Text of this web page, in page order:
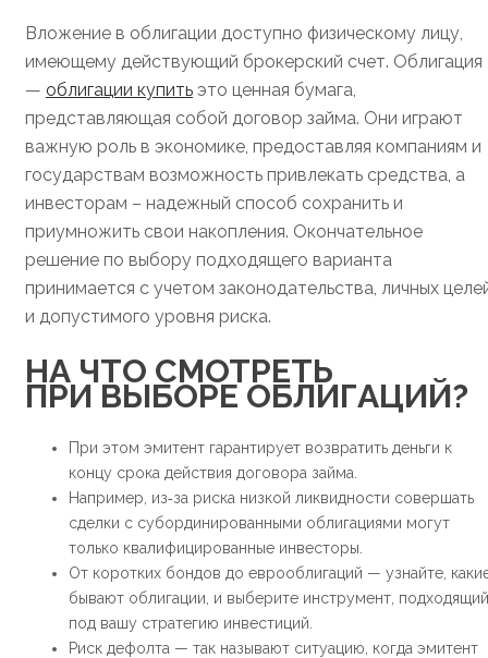
Вложение в облигации доступно физическому лицу,
имеющему действующий брокерский счет. Облигация
— облигации купить это ценная бумага,
представляющая собой договор займа. Они играют
важную роль в экономике, предоставляя компаниям и
государствам возможность привлекать средства, а
инвесторам – надежный способ сохранить и
приумножить свои накопления. Окончательное
решение по выбору подходящего варианта
принимается с учетом законодательства, личных
и допустимого уровня риска.
НА ЧТО СМОТРЕТЬ
ПРИ ВЫБОРЕ ОБЛИГАЦИЙ?
При этом эмитент гарантирует возвратить деньги к
концу срока действия договора займа.
Например, из‑за риска низкой ликвидности совершать
сделки с субординированными облигациями могут
только квалифицированные инвесторы.
От коротких бондов до еврооблигаций — узнайте,
бывают облигации, и выберите инструмент, подходящий
под вашу стратегию инвестиций.
Риск дефолта — так называют ситуацию, когда эмитент